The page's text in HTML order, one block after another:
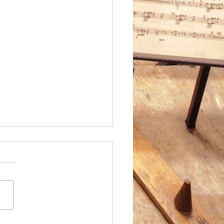
生徒がソロコン東海大
会において、高校２年の生